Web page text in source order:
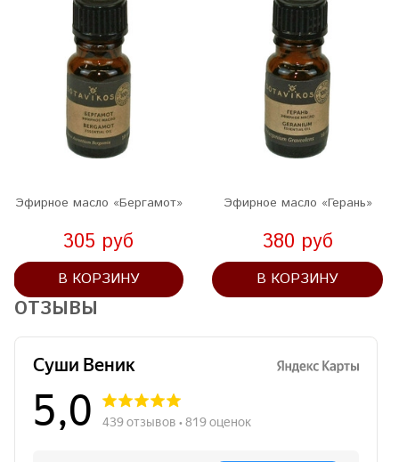
Эфирное масло «Бергамот»
305 руб
В КОРЗИНУ
Эфирное масло «Герань»
380 руб
В КОРЗИНУ
ОТЗЫВЫ